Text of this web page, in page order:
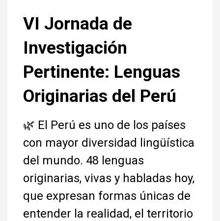
VI Jornada de
Investigación
Pertinente: Lenguas
Originarias del Perú
🌿 El Perú es uno de los países
con mayor diversidad lingüística
del mundo. 48 lenguas
originarias, vivas y habladas hoy,
que expresan formas únicas de
entender la realidad, el territorio